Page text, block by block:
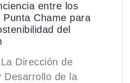
entre los
Punta Chame para
del
Dirección de
Desarrollo de la